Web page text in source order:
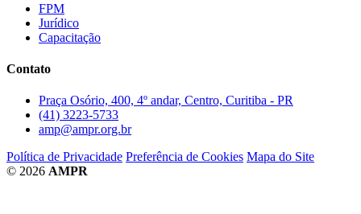
FPM
Jurídico
Capacitação
Contato
Praça Osório, 400, 4º andar, Centro, Curitiba - PR
(41) 3223-5733
amp@ampr.org.br
Política de Privacidade Preferência de Cookies Mapa do Site
© 2026 AMPR